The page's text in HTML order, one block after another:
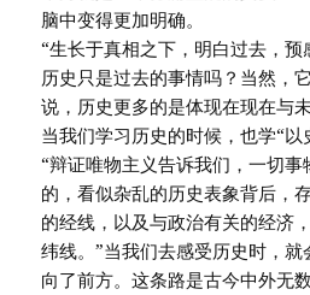
脑中变得更加明确。
“生长于真相之下，明白过去，
历史只是过去的事情吗？当然，
说，历史更多的是体现在现在与未
当我们学习历史的时候，也学“以
“辩证唯物主义告诉我们，一切
的，看似杂乱的历史表象背后，
的经线，以及与政治有关的经济
纬线。”当我们去感受历史时，
向了前方。这条路是古今中外无